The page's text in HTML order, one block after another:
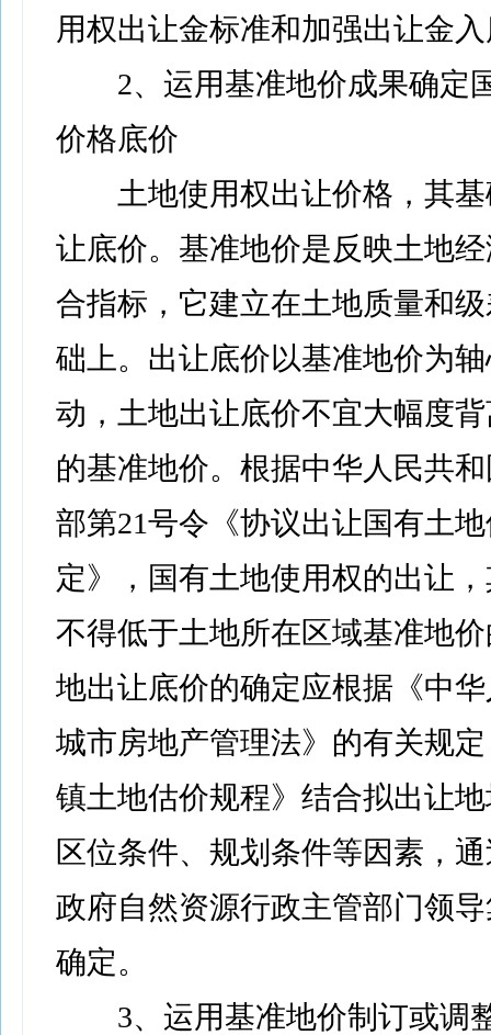
用权出让金标准和加强出让金
2、运用基准地价成果确定
价格底价
土地使用权出让价格，其基
让底价。基准地价是反映土地
合指标，它建立在土地质量和
础上。出让底价以基准地价为
动，土地出让底价不宜大幅度
的基准地价。根据中华人民共
部第21号令《协议出让国有土
定》，国有土地使用权的出让
不得低于土地所在区域基准地价
地出让底价的确定应根据《中
城市房地产管理法》的有关规
镇土地估价规程》结合拟出让
区位条件、规划条件等因素，
政府自然资源行政主管部门领
确定。
3、运用基准地价制订或调